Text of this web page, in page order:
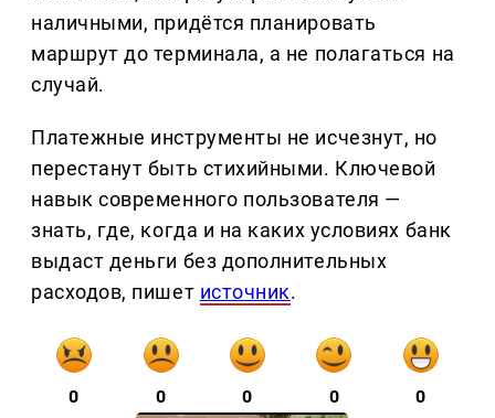
наличными, придётся планировать
маршрут до терминала, а не полагаться на
случай.
Платежные инструменты не исчезнут, но
перестанут быть стихийными. Ключевой
навык современного пользователя —
знать, где, когда и на каких условиях банк
выдаст деньги без дополнительных
расходов, пишет источник.
0 0 0 0 0